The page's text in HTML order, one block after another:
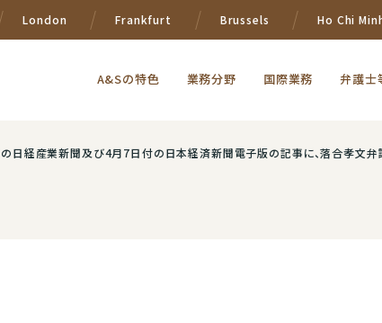
London Frankfurt Brussels Ho Chi
A&Sの特色 業務分野 国際業務 弁護士
日経産業新聞及び4月7日付の日本経済新聞電子版の記事に、落合孝文弁